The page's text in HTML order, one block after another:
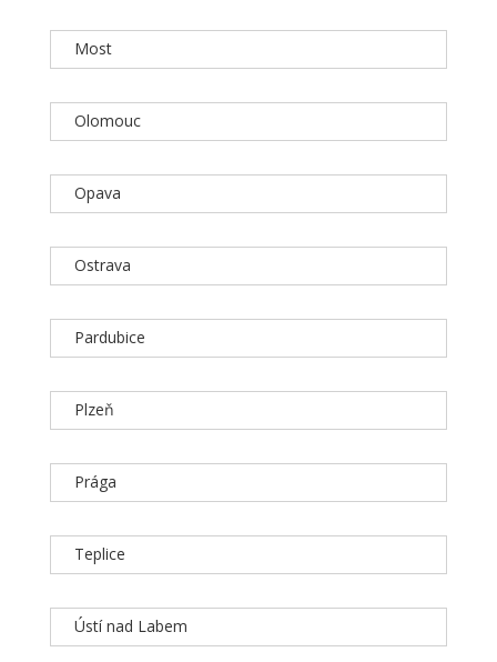
Most
Olomouc
Opava
Ostrava
Pardubice
Plzeň
Prága
Teplice
Ústí nad Labem